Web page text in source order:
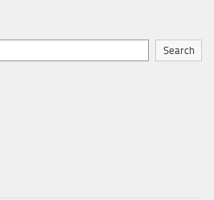
Search